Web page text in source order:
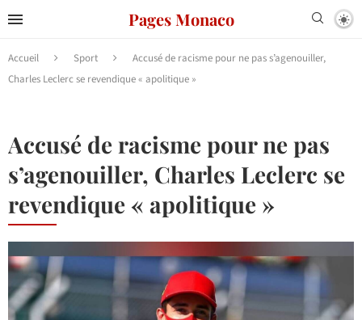
Pages Monaco
Accueil Sport
Accusé de racisme pour ne pas s’agenouiller,
Charles Leclerc se revendique « apolitique »
Accusé de racisme pour ne pas
s’agenouiller, Charles Leclerc se
revendique « apolitique »